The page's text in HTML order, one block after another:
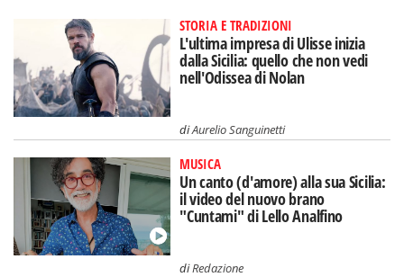
STORIA E TRADIZIONI
L'ultima impresa di Ulisse inizia
dalla Sicilia: quello che non vedi
nell'Odissea di Nolan
diAurelio Sanguinetti
MUSICA
Un canto (d'amore) alla sua Sicilia:
il video del nuovo brano
"Cuntami" di Lello Analfino
diRedazione